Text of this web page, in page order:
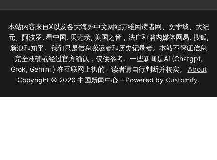
本站内容来自X以及各大海外中文网站万维网读者网、文学城、大纪
元、阿波罗, 看中国, 贝壳亲, 美国之音，法广和墙内媒体网易, 搜狐,
新浪和知乎。我们只是信息搬运者和历史记录者。本站不保证信息
完全准确或经过官方确认，仅供参考。一些新闻是AI (Chatgpt,
Grok, Gemini ) 在互联网上扒的，读者请自行判断并核实。 About
Copyright © 2026 中国新闻中心 – Powered by Customify.